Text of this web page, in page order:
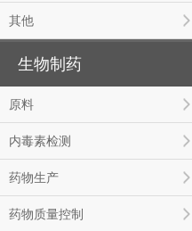
其他
生物制药
原料
内毒素检测
药物生产
药物质量控制